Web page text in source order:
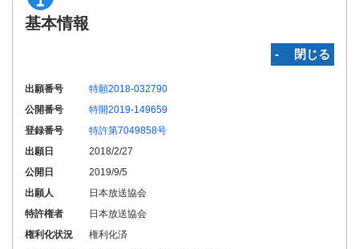
基本情報
‐ 閉じる
出願番号
特願2018-032790
公開番号
特開2019-149659
登録番号
特許第7049858号
出願日
2018/2/27
公開日
2019/9/5
出願人
日本放送協会
特許権者
日本放送協会
権利化状況
権利化済